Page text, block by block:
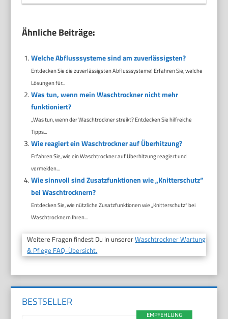
Ähnliche Beiträge:
Welche Abflusssysteme sind am zuverlässigsten?
Entdecken Sie die zuverlässigsten Abflusssysteme! Erfahren Sie, welche
Lösungen für...
Was tun, wenn mein Waschtrockner nicht mehr
funktioniert?
„Was tun, wenn der Waschtrockner streikt? Entdecken Sie hilfreiche
Tipps...
Wie reagiert ein Waschtrockner auf Überhitzung?
Erfahren Sie, wie ein Waschtrockner auf Überhitzung reagiert und
vermeiden...
Wie sinnvoll sind Zusatzfunktionen wie „Knitterschutz“
bei Waschtrocknern?
Entdecken Sie, wie nützliche Zusatzfunktionen wie „Knitterschutz“ bei
Waschtrocknern Ihren...
Weitere Fragen findest Du in unsererWaschtrockner Wartung
& Pflege FAQ-Übersicht.
BESTSELLER
EMPFEHLUNG